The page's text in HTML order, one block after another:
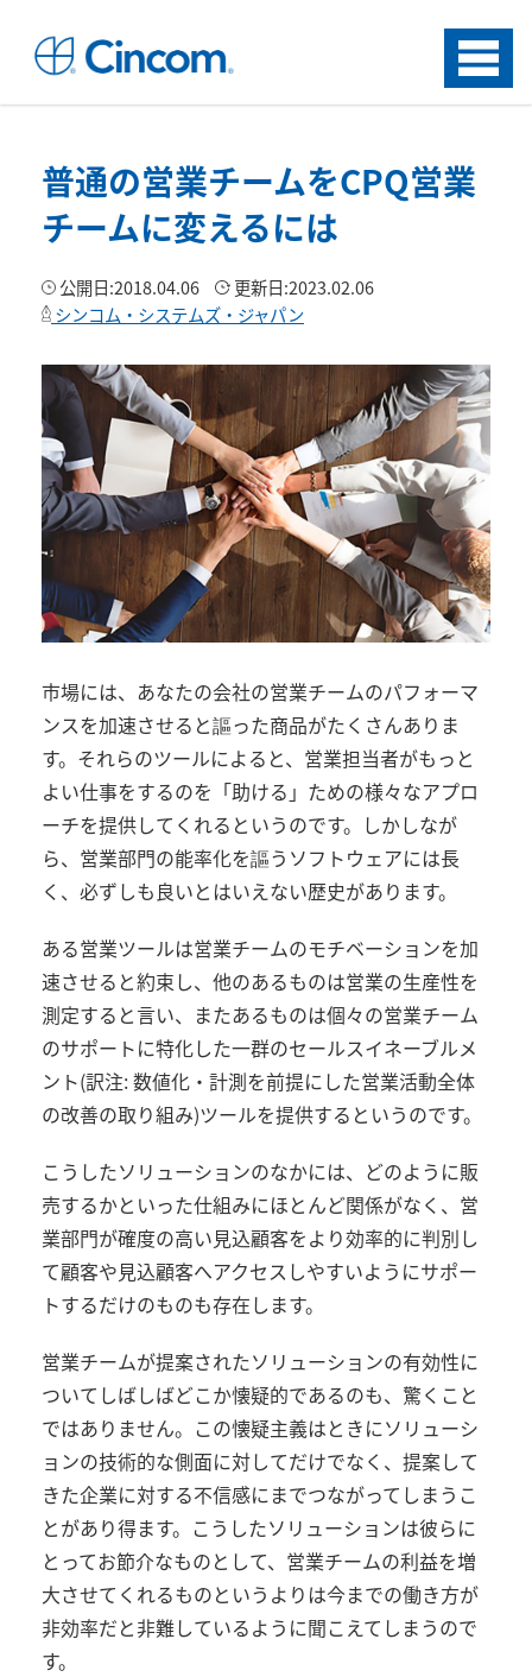
Menu
普通の営業チームをCPQ営業
チームに変えるには
公開日:2018.04.06 更新日:2023.02.06
シンコム・システムズ・ジャパン
市場には、あなたの会社の営業チームのパフォーマ
ンスを加速させると謳った商品がたくさんありま
す。それらのツールによると、営業担当者がもっと
よい仕事をするのを「助ける」ための様々なアプロ
ーチを提供してくれるというのです。しかしなが
ら、営業部門の能率化を謳うソフトウェアには長
く、必ずしも良いとはいえない歴史があります。
ある営業ツールは営業チームのモチベーションを加
速させると約束し、他のあるものは営業の生産性を
測定すると言い、またあるものは個々の営業チーム
のサポートに特化した一群のセールスイネーブルメ
ント(訳注: 数値化・計測を前提にした営業活動全体
の改善の取り組み)ツールを提供するというのです。
こうしたソリューションのなかには、どのように販
売するかといった仕組みにほとんど関係がなく、営
業部門が確度の高い見込顧客をより効率的に判別し
て顧客や見込顧客へアクセスしやすいようにサポー
トするだけのものも存在します。
営業チームが提案されたソリューションの有効性に
ついてしばしばどこか懐疑的であるのも、驚くこと
ではありません。この懐疑主義はときにソリューシ
ョンの技術的な側面に対してだけでなく、提案して
きた企業に対する不信感にまでつながってしまうこ
とがあり得ます。こうしたソリューションは彼らに
とってお節介なものとして、営業チームの利益を増
大させてくれるものというよりは今までの働き方が
非効率だと非難しているように聞こえてしまうので
す。